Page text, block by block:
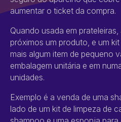
aumentar o ticket da compra.
Quando usada em
próximos um produto, e um
mais algum item de pequeno
embalagem unitária e em
unidades.
Exemplo é a venda de uma
lado de um kit de limpeza de